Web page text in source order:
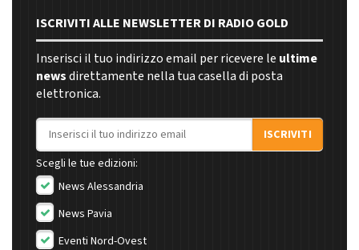
ISCRIVITI ALLE NEWSLETTER DI RADIO GOLD
Inserisci il tuo indirizzo email per ricevere le ultime
newsdirettamente nella tua casella di posta
elettronica.
Indirizzo email
ISCRIVITI
Scegli le tue edizioni:
News Alessandria
News Pavia
Eventi Nord-Ovest